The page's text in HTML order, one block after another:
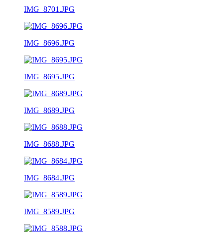
IMG_8701.JPG
IMG_8696.JPG
IMG_8695.JPG
IMG_8689.JPG
IMG_8688.JPG
IMG_8684.JPG
IMG_8589.JPG